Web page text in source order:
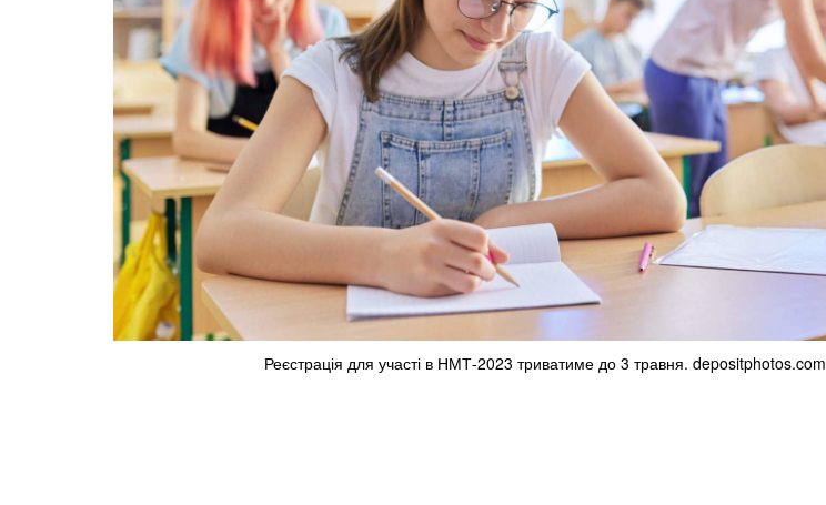
Реєстрація для участі в НМТ-2023 триватиме до 3 травня. depositphotos.com